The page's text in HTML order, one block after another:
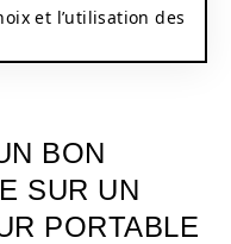
et l’utilisation des
BON
SUR UN
PORTABLE